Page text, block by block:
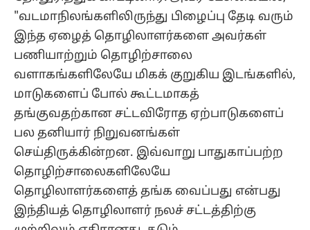
"வடமாநிலங்களிலிருந்து பிழைப்பு தேடி வரும்
இந்த ஏழைத் தொழிலாளர்களை அவர்கள்
பணியாற்றும் தொழிற்சாலை
வளாகங்களிலேயே மிகக் குறுகிய இடங்களில்,
மாடுகளைப் போல் கூட்டமாகத்
தங்குவதற்கான சட்டவிரோத ஏற்பாடுகளைப்
பல தனியார் நிறுவனங்கள்
செய்திருக்கின்றன. இவ்வாறு பாதுகாப்பற்ற
தொழிற்சாலைகளிலேயே
தொழிலாளர்களைத் தங்க வைப்பது என்பது
இந்தியத் தொழிலாளர் நலச் சட்டத்திற்கு